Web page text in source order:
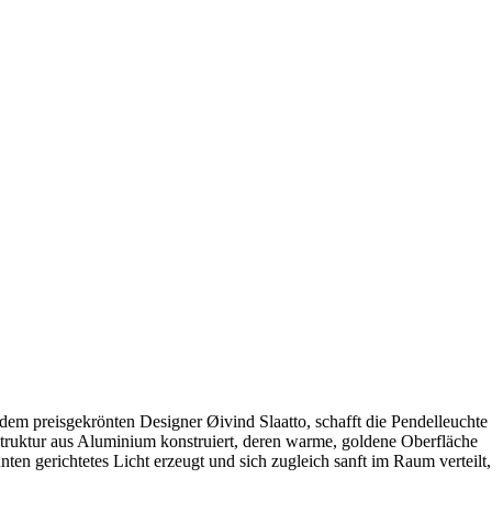
preisgekrönten Designer Øivind Slaatto, schafft die Pendelleuchte
aus Aluminium konstruiert, deren warme, goldene Oberfläche
gerichtetes Licht erzeugt und sich zugleich sanft im Raum verteilt,